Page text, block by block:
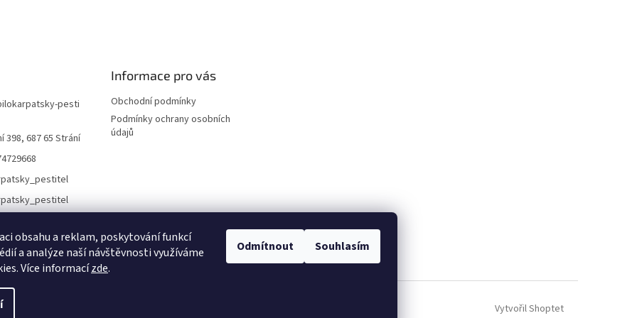
obsahu a reklam, poskytování funkcí
a analýze naší návštěvnosti využíváme
Více informacízde.
Odmítnout Souhlasím
pesti
398, 687 65 Strání
Informace pro vás
Obchodní podmínky
Podmínky ochrany osobních
údajů
Lokality
Vytvořil Shoptet
vyhrazena.